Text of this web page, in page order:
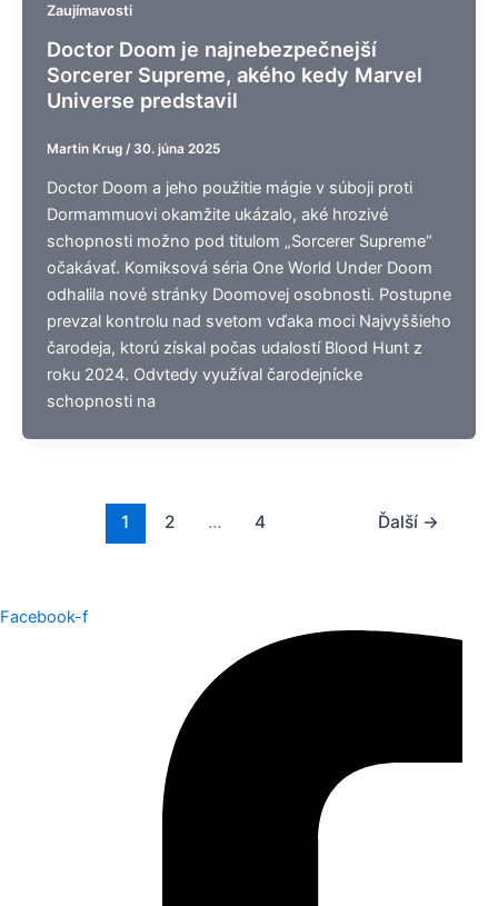
Zaujímavosti
Doctor Doom je najnebezpečnejší
Sorcerer Supreme, akého kedy Marvel
Universe predstavil
Martin Krug / 30. júna 2025
Doctor Doom a jeho použitie mágie v súboji proti
Dormammuovi okamžite ukázalo, aké hrozivé
schopnosti možno pod titulom „Sorcerer Supreme“
očakávať. Komiksová séria One World Under Doom
odhalila nové stránky Doomovej osobnosti. Postupne
prevzal kontrolu nad svetom vďaka moci Najvyššieho
čarodeja, ktorú získal počas udalostí Blood Hunt z
roku 2024. Odvtedy využíval čarodejnícke
schopnosti na
1 2 … 4 Ďalší →
Facebook-f